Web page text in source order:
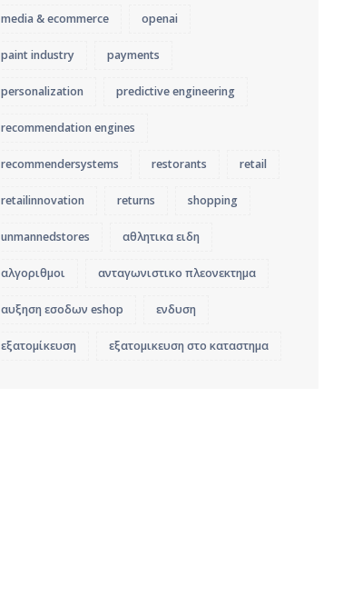
media & ecommerce openai
paint industry payments
personalization predictive engineering
recommendation engines
recommendersystems restorants retail
retailinnovation returns shopping
unmannedstores αθλητικα ειδη
αλγοριθμοι ανταγωνιστικο πλεονεκτημα
αυξηση εσοδων eshop ενδυση
εξατομίκευση εξατομικευση στο καταστημα